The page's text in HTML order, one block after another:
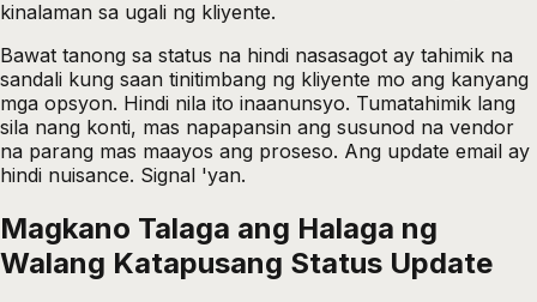
kinalaman sa ugali ng kliyente.
Bawat tanong sa status na hindi nasasagot ay tahimik na
sandali kung saan tinitimbang ng kliyente mo ang kanyang
mga opsyon. Hindi nila ito inaanunsyo. Tumatahimik lang
sila nang konti, mas napapansin ang susunod na vendor
na parang mas maayos ang proseso. Ang update email ay
hindi nuisance. Signal 'yan.
Magkano Talaga ang Halaga ng
Walang Katapusang Status Update